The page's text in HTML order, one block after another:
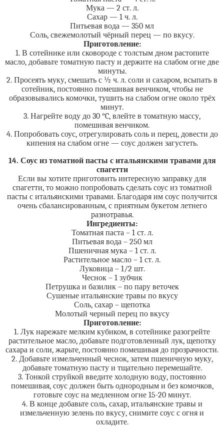
Мука — 2 ст. л.
Сахар — 1 ч. л.
Питьевая вода — 350 мл
Соль, свежемолотый чёрный перец — по вкусу.
Приготовление:
1. В сотейнике или сковороде с толстым дном растопите
масло, добавьте томатную пасту и держите на слабом огне две
минуты.
2. Просеять муку, смешать с ½ ч. л. соли и сахаром, всыпать в
сотейник, постоянно помешивая венчиком, чтобы не
образовывались комочки, тушить на слабом огне около трёх
минут.
3. Нагрейте воду до 30 °C, влейте в томатную массу,
помешивая венчиком.
4. Попробовать соус, отрегулировать соль и перец, довести до
кипения на слабом огне — соус должен загустеть.
14. Соус из томатной пасты с итальянскими травами для
спагетти
Если вы хотите приготовить интересную заправку для
спагетти, то можно попробовать сделать соус из томатной
пасты с итальянскими травами. Благодаря им соус получится
очень сбалансированным, с приятным букетом летнего
разнотравья.
Ингредиенты:
Томатная паста – 1 ст. л.
Питьевая вода – 250 мл
Пшеничная мука – 1 ст. л.
Растительное масло – 1 ст. л.
Луковица – 1/2 шт.
Чеснок – 1 зубчик
Петрушка и базилик – по пару веточек
Сушеные итальянские травы по вкусу
Соль, сахар – щепотка
Молотый черный перец по вкусу
Приготовление:
1. Лук нарежьте мелким кубиком, в сотейнике разогрейте
растительное масло, добавьте подготовленный лук, щепотку
сахара и соли, жарьте, постоянно помешивая до прозрачности.
2. Добавьте измельченный чеснок, затем пшеничную муку,
добавьте томатную пасту и тщательно перемешайте.
3. Тонкой струйкой введите холодную воду, постоянно
помешивая, соус должен быть однородным и без комочков,
готовьте соус на медленном огне 15-20 минут.
4. В конце добавьте соль, сахар, итальянские травы и
измельченную зелень по вкусу, снимите соус с огня и
охладите.